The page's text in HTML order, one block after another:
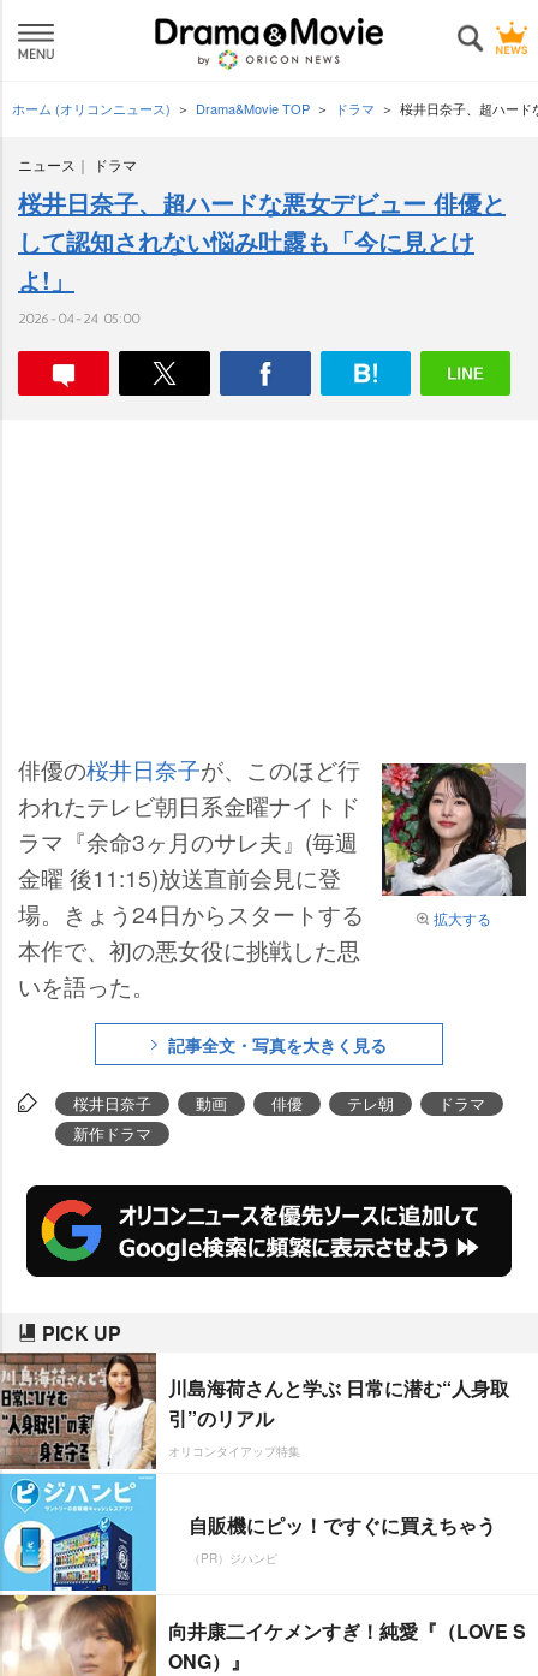
ホーム (オリコンニュース) Drama&Movie TOP ドラマ 桜井日奈子、超ハード
ニュース ドラマ
桜井日奈子、超ハードな悪女デビュー 俳優と
して認知されない悩み吐露も「今に見とけ
よ!」
2026-04-24 05:00
拡大する
俳優の桜井日奈子が、このほど行
われたテレビ朝日系金曜ナイトド
ラマ『余命3ヶ月のサレ夫』(毎週
金曜 後11:15)放送直前会見に登
場。きょう24日からスタートする
本作で、初の悪女役に挑戦した思
いを語った。
記事全文・写真を大きく見る
桜井日奈子 動画 俳優 テレ朝
ドラマ
新作ドラマ
PICK UP
川島海荷さんと学ぶ 日常に潜む“人身取
引”のリアル
オリコンタイアップ特集
自販機にピッ！ですぐに買えちゃう
（PR）ジハンピ
向井康二イケメンすぎ！純愛『（LOVE S
ONG）』